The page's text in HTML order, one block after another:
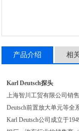
产品介绍 相
Karl Deutsch探头
上海智川工贸有限公司销
Deutsch前置放大单元等全
Karl Deutsch公司成立于